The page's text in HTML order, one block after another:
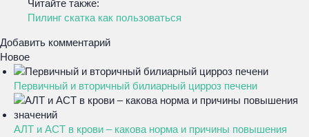
Читайте также:
Пилинг скатка как пользоваться
Добавить комментарий
Новое
Первичный и вторичный билиарный цирроз печени
АЛТ и АСТ в крови – какова норма и причины повышения